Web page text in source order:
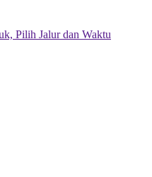
Pilih Jalur dan Waktu